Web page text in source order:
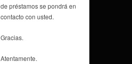
de préstamos se pondrá en
contacto con usted.
Gracias.
Atentamente.